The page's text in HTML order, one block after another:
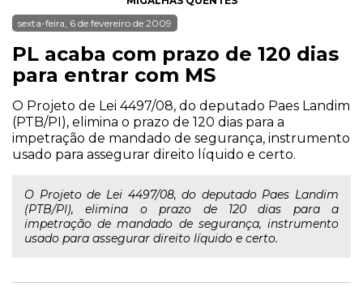
sexta-feira, 6 de fevereiro de 2009
PL acaba com prazo de 120 dias
para entrar com MS
O Projeto de Lei 4497/08, do deputado Paes Landim
(PTB/PI), elimina o prazo de 120 dias para a
impetração de mandado de segurança, instrumento
usado para assegurar direito líquido e certo.
O Projeto de Lei 4497/08, do deputado Paes Landim
(PTB/PI), elimina o prazo de 120 dias para a
impetração de mandado de segurança, instrumento
usado para assegurar direito líquido e certo.